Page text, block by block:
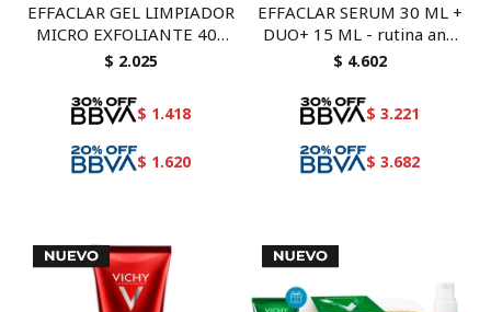
EFFACLAR GEL LIMPIADOR
MICRO EXFOLIANTE 400
ML
$ 2.025
$ 1.418
$ 1.620
EFFACLAR SERUM 30 ML +
DUO+ 15 ML - rutina anti
acné con necessaire de
$ 4.602
$ 3.221
$ 3.682